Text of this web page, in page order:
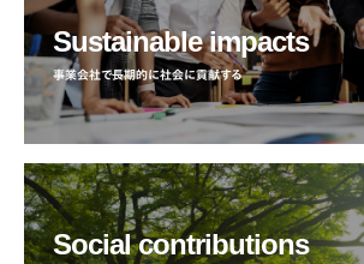
Sustainable impacts
事業会社で長期的に社会に貢献する
Social contributions